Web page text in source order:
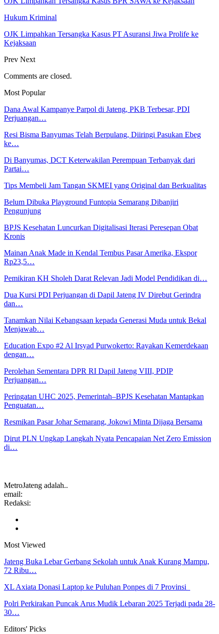
Hukum Kriminal
OJK Limpahkan Tersangka Kasus PT Asuransi Jiwa Prolife ke
Kejaksaan
Prev Next
Comments are closed.
Most Popular
Dana Awal Kampanye Parpol di Jateng, PKB Terbesar, PDI
Perjuangan…
Resi Bisma Banyumas Telah Berpulang, Diiringi Pasukan Ebeg
ke…
Di Banyumas, DCT Keterwakilan Perempuan Terbanyak dari
Partai…
Tips Membeli Jam Tangan SKMEI yang Original dan Berkualitas
Belum Dibuka Playground Funtopia Semarang Dibanjiri
Pengunjung
BPJS Kesehatan Luncurkan Digitalisasi Iterasi Peresepan Obat
Kronis
Mainan Anak Made in Kendal Tembus Pasar Amerika, Ekspor
Rp23,5…
Pemikiran KH Sholeh Darat Relevan Jadi Model Pendidikan di…
Dua Kursi PDI Perjuangan di Dapil Jateng IV Direbut Gerindra
dan…
Tanamkan Nilai Kebangsaan kepada Generasi Muda untuk Bekal
Menjawab…
Education Expo #2 Al Irsyad Purwokerto: Rayakan Kemerdekaan
dengan…
Perolehan Sementara DPR RI Dapil Jateng VIII, PDIP
Perjuangan…
Peringatan UHC 2025, Pemerintah–BPJS Kesehatan Mantapkan
Penguatan…
Resmikan Pasar Johar Semarang, Jokowi Minta Dijaga Bersama
Dirut PLN Ungkap Langkah Nyata Pencapaian Net Zero Emission
di…
MetroJateng adalah..
email:
Redaksi:
Most Viewed
Jateng Buka Lebar Gerbang Sekolah untuk Anak Kurang Mampu,
72 Ribu…
XL Axiata Donasi Laptop ke Puluhan Ponpes di 7 Provinsi
Polri Perkirakan Puncak Arus Mudik Lebaran 2025 Terjadi pada 28-
30…
Editors' Picks